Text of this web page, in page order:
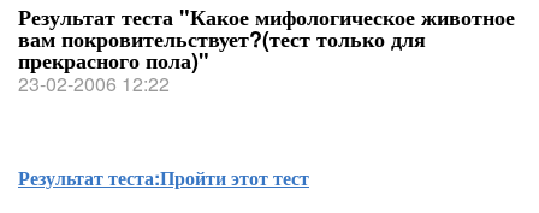
Результат теста "Какое мифологическое животное
вам покровительствует?(тест только для
прекрасного пола)"
23-02-2006 12:22
Результат теста:Пройти этот тест